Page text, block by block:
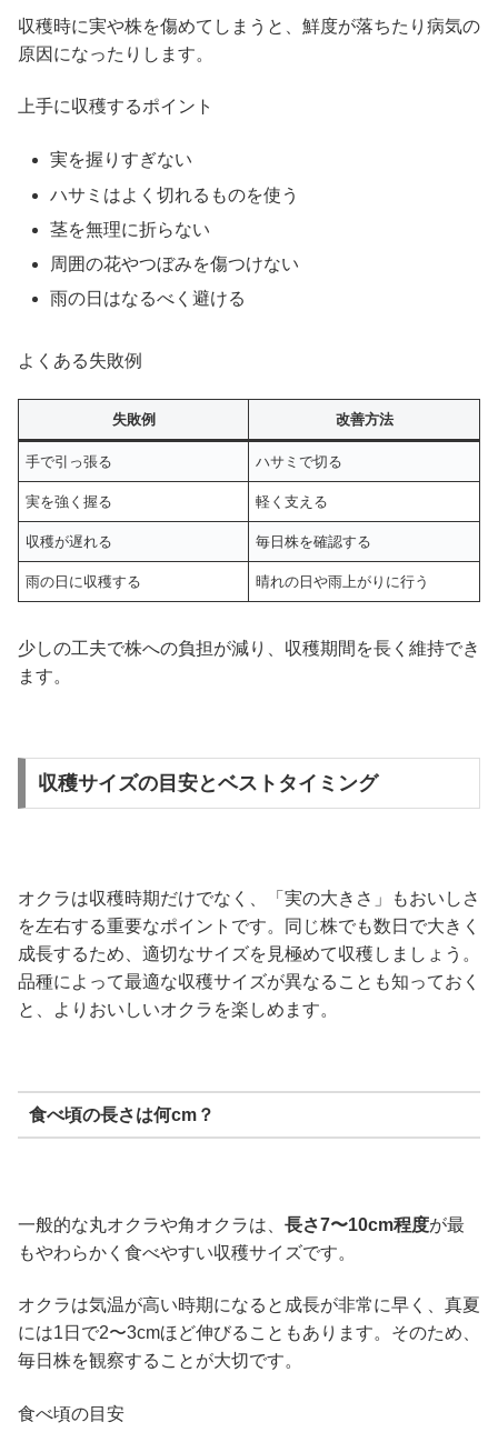
収穫時に実や株を傷めてしまうと、鮮度が落ちたり病気の
原因になったりします。
上手に収穫するポイント
実を握りすぎない
ハサミはよく切れるものを使う
茎を無理に折らない
周囲の花やつぼみを傷つけない
雨の日はなるべく避ける
よくある失敗例
失敗例 改善方法
手で引っ張る ハサミで切る
実を強く握る 軽く支える
収穫が遅れる 毎日株を確認する
雨の日に収穫する 晴れの日や雨上がりに行う
少しの工夫で株への負担が減り、収穫期間を長く維持でき
ます。
収穫サイズの目安とベストタイミング
オクラは収穫時期だけでなく、「実の大きさ」もおいしさ
を左右する重要なポイントです。同じ株でも数日で大きく
成長するため、適切なサイズを見極めて収穫しましょう。
品種によって最適な収穫サイズが異なることも知っておく
と、よりおいしいオクラを楽しめます。
食べ頃の長さは何cm？
一般的な丸オクラや角オクラは、 長さ7〜10cm程度が最
もやわらかく食べやすい収穫サイズです。
オクラは気温が高い時期になると成長が非常に早く、真夏
には1日で2〜3cmほど伸びることもあります。そのため、
毎日株を観察することが大切です。
食べ頃の目安